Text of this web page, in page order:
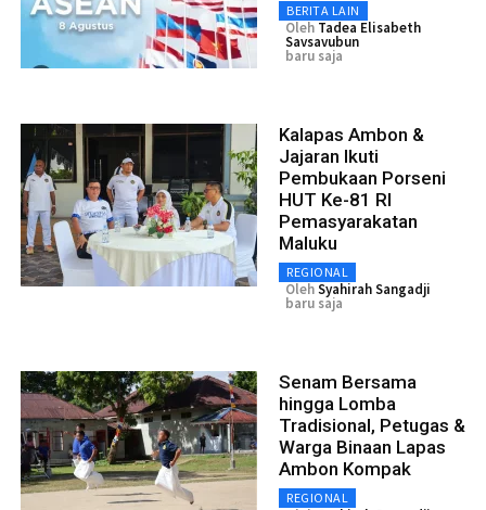
BERITA LAIN
Oleh Tadea Elisabeth
Savsavubun
baru saja
Kalapas Ambon &
Jajaran Ikuti
Pembukaan Porseni
HUT Ke-81 RI
Pemasyarakatan
Maluku
REGIONAL
OlehSyahirah Sangadji
baru saja
Senam Bersama
hingga Lomba
Tradisional, Petugas &
Warga Binaan Lapas
Ambon Kompak
REGIONAL